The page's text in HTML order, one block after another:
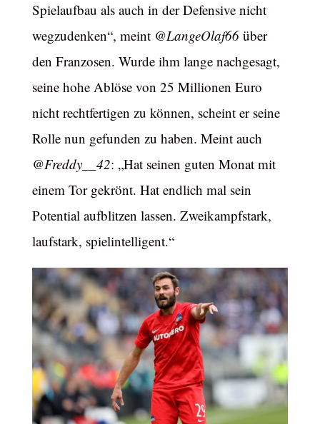
Spielaufbau als auch in der Defensive nicht
wegzudenken“, meint @LangeOlaf66über
den Franzosen. Wurde ihm lange nachgesagt,
seine hohe Ablöse von 25 Millionen Euro
nicht rechtfertigen zu können, scheint er seine
Rolle nun gefunden zu haben. Meint auch
@Freddy__42: „Hat seinen guten Monat mit
einem Tor gekrönt. Hat endlich mal sein
Potential aufblitzen lassen. Zweikampfstark,
laufstark, spielintelligent.“